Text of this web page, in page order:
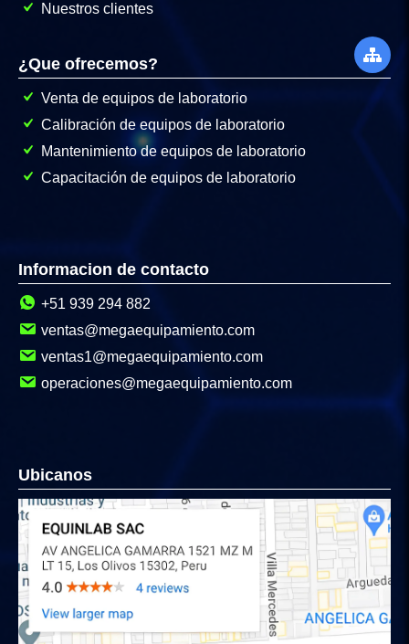
Nuestros clientes
¿Que ofrecemos?
Venta de equipos de laboratorio
Calibración de equipos de laboratorio
Mantenimiento de equipos de laboratorio
Capacitación de equipos de laboratorio
Informacion de contacto
+51 939 294 882
ventas@megaequipamiento.com
ventas1@megaequipamiento.com
operaciones@megaequipamiento.com
Ubicanos